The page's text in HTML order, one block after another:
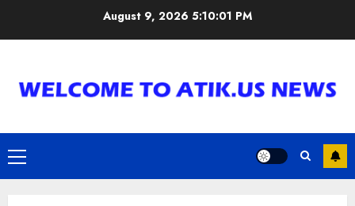
August 9, 2026 5:10:02 PM
Primary
Menu